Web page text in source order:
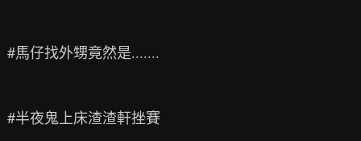
#馬仔找外甥竟然是.......
#半夜鬼上床渣渣軒挫賽